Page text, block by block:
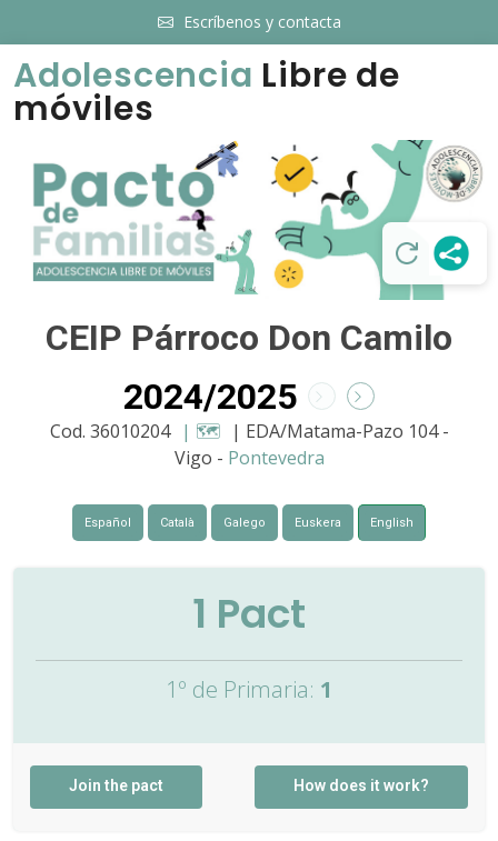
Escríbenos y contacta
Adolescencia Libre de
móviles
CEIP Párroco Don Camilo
2024/2025
Cod. 36010204 | 🗺️ | EDA/Matama-Pazo 104 -
Vigo - Pontevedra
Español Català Galego Euskera English
1 Pact
1º de Primaria: 1
Join the pact How does it work?